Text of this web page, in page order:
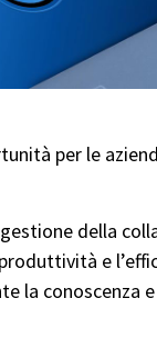
per le
della
e
la conoscenza